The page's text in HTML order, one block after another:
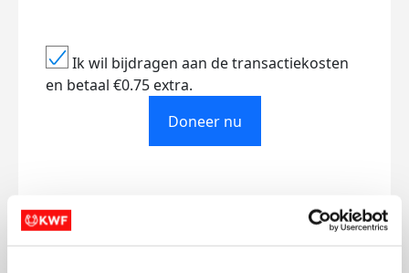
Ik wil bijdragen aan de transactiekosten
en betaal €0.75 extra.
Doneer nu
Opgehaald Streefbedrag